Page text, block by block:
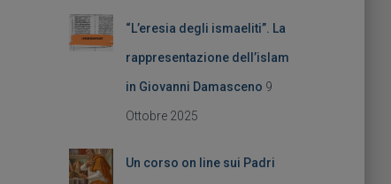
“L’eresia degli ismaeliti”. La
rappresentazione dell’islam
in Giovanni Damasceno 9
Ottobre 2025
Un corso on line sui Padri